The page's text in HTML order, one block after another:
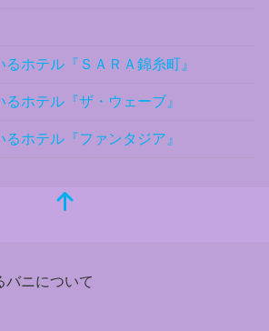
ホテル『ＳＡＲＡ錦糸町』
ホテル『ザ・ウェーブ』
ホテル『ファンタジア』
バニについて